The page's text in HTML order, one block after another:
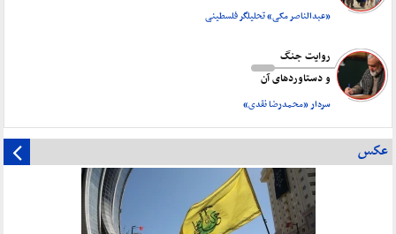
«عبدالناصر مکی» تحلیلگر فلسطینی
روایت جنگ
و دستاورد‌های آن
سردار «محمدرضا نقدی»
عکس